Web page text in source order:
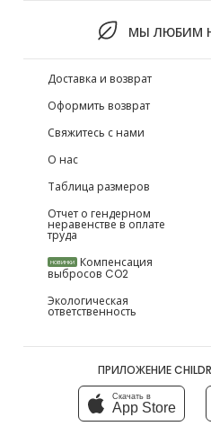
МЫ ЛЮБИМ
Доставка и возврат
Оформить возврат
Свяжитесь с нами
О нас
Таблица размеров
Отчет о гендерном
неравенстве в оплате
труда
НОВИНКИ Компенсация
выбросов CO2
Экологическая
ответственность
ПРИЛОЖЕНИЕ
Скачать в
App Store